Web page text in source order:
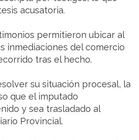
acusatoria.
permitieron ubicar al
inmediaciones del comercio
tras el hecho.
su situación procesal, la
que el imputado
y sea trasladado al
Provincial.